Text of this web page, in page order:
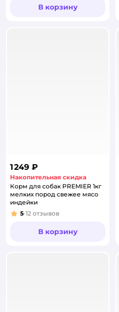
В корзину
1 249 ₽
Накопительная скидка
Корм для собак PREMIER 1кг
мелких пород свежее мясо
индейки
Рейтинг:
5 12 отзывов
В корзину